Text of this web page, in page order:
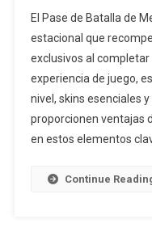
El Pase de Batalla de
estacional que
exclusivos al
experiencia de juego,
nivel, skins esenciales
proporcionen ventajas
en estos elementos
Continue